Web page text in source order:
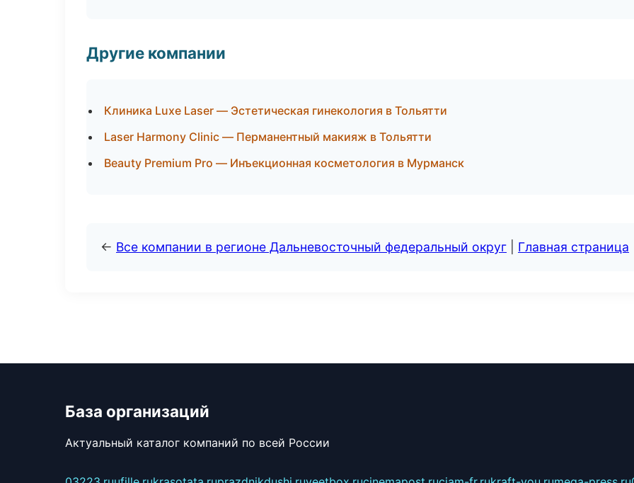
Другие компании
Клиника Luxe Laser — Эстетическая гинекология в Тольятти
Laser Harmony Clinic — Перманентный макияж в Тольятти
Beauty Premium Pro — Инъекционная косметология в Мурманск
← Все компании в регионе Дальневосточный федеральный округ Главная страница
База организаций
Актуальный каталог компаний по всей России